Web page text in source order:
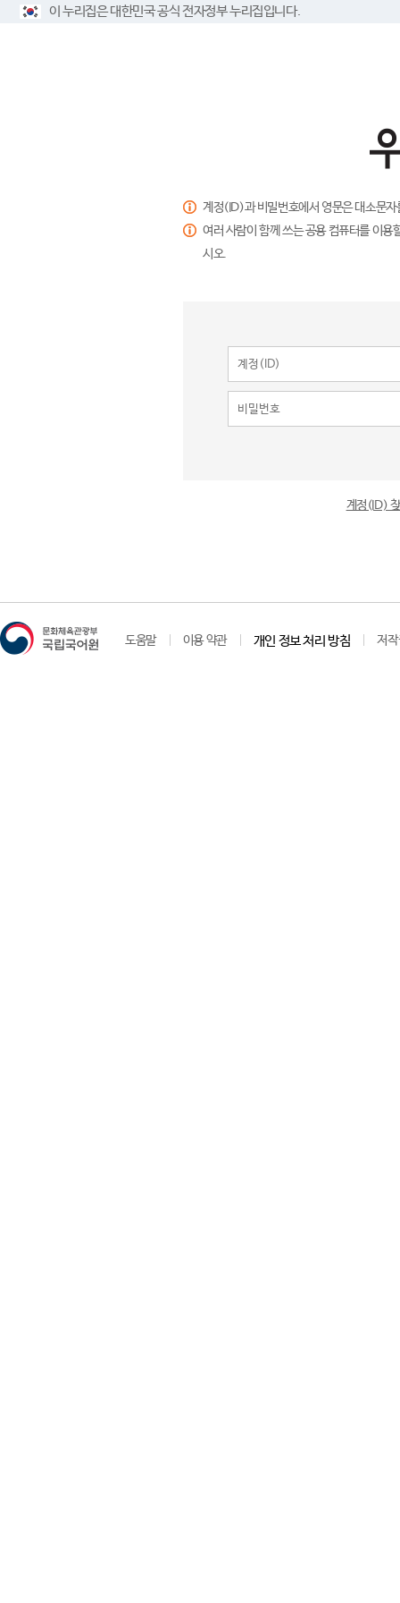
이 누리집은 대한민국 공식 전자정부 누리집입니다.
계정(ID)과 비밀번호에서 영문은 대소문
여러 사람이 함께 쓰는 공용 컴퓨터를 이
시오.
계정(ID)
도움말 이용 약관 개인 정보 처리 방침 저